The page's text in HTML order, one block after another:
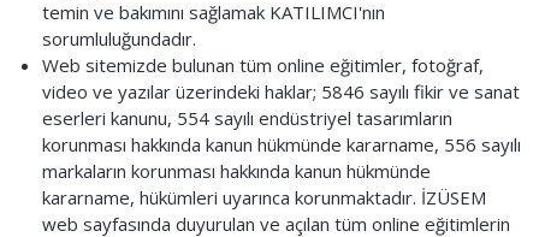
temin ve bakımını sağlamak KATILIMCI'nın
sorumluluğundadır.
Web sitemizde bulunan tüm online eğitimler, fotoğraf,
video ve yazılar üzerindeki haklar; 5846 sayılı fikir ve sanat
eserleri kanunu, 554 sayılı endüstriyel tasarımların
korunması hakkında kanun hükmünde kararname, 556 sayılı
markaların korunması hakkında kanun hükmünde
kararname, hükümleri uyarınca korunmaktadır. İZÜSEM
web sayfasında duyurulan ve açılan tüm online eğitimlerin